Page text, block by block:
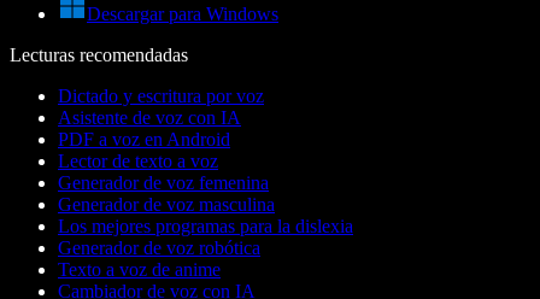
Descargar para Windows
Lecturas recomendadas
Dictado y escritura por voz
Asistente de voz con IA
PDF a voz en Android
Lector de texto a voz
Generador de voz femenina
Generador de voz masculina
Los mejores programas para la dislexia
Generador de voz robótica
Texto a voz de anime
Cambiador de voz con IA